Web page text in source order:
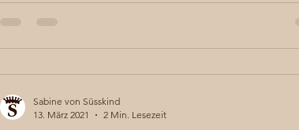
Sabine von Süsskind
13. März 2021
2 Min. Lesezeit